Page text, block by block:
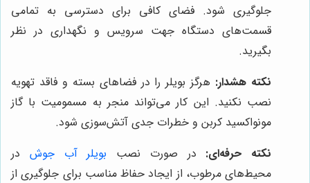
جلوگیری شود. فضای کافی برای دسترسی به تمامی
قسمت‌های دستگاه جهت سرویس و نگهداری در نظر
بگیرید.
نکته هشدار: هرگز بویلر را در فضاهای بسته و فاقد تهویه
نصب نکنید. این کار می‌تواند منجر به مسمومیت با گاز
مونواکسید کربن و خطرات جدی آتش‌سوزی شود.
نکته حرفه‌ای: در صورت نصب بویلر آب جوش در
محیط‌های مرطوب، از ایجاد حفاظ مناسب برای جلوگیری از